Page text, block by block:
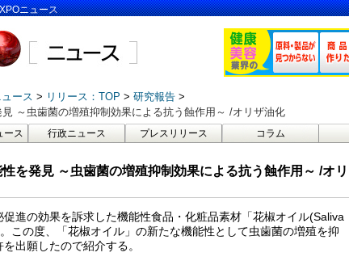
ニュース
ース リリース：TOP
研究報告
見 ～虫歯菌の増殖抑制効果による抗う蝕作用～ /オリザ油化
ース 行政ニュース プレスリリース コラム
を発見 ～虫歯菌の増殖抑制効果による抗う蝕作用～ /オリ
進の効果を訴求した機能性食品・化粧品素材「花椒オイル(Saliva
この度、「花椒オイル」の新たな機能性として虫歯菌の増殖を抑
出願したので紹介する。